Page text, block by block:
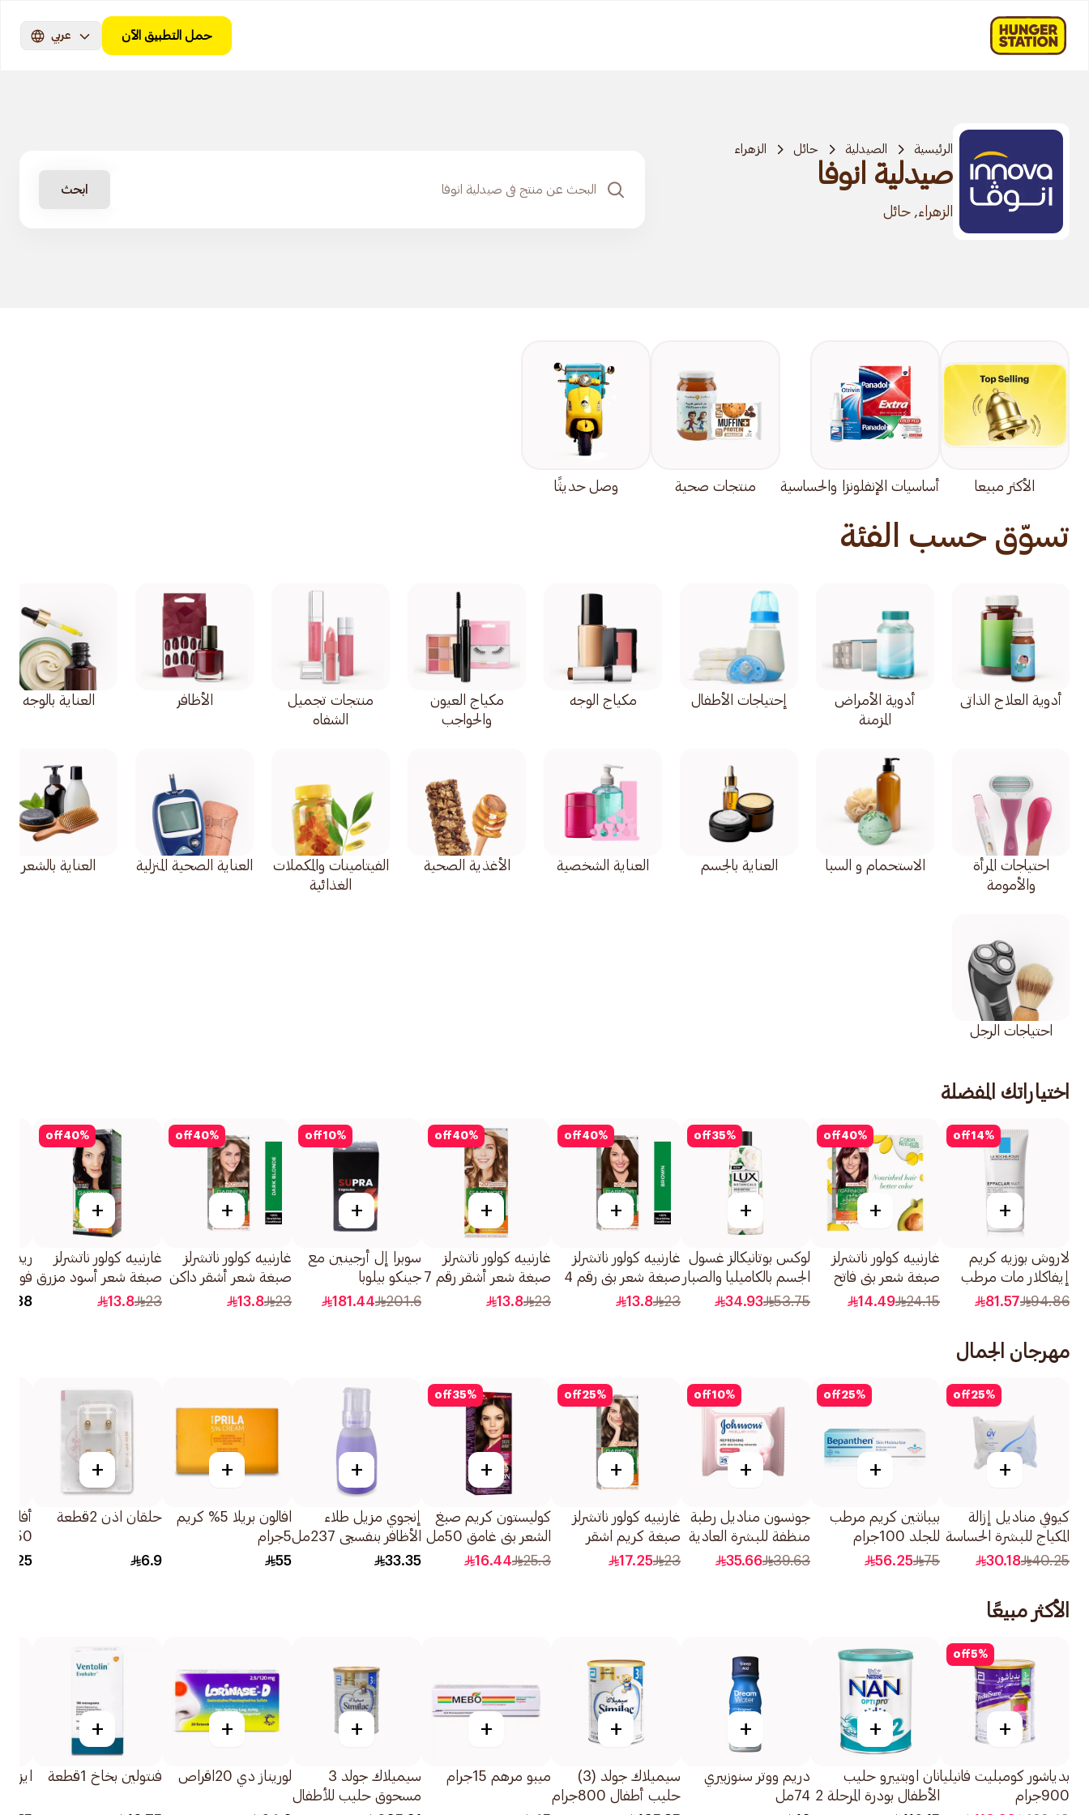
حمل التطبيق الآن عربي
الرئيسية الصيدلية حائل الزهراء
صيدلية انوفا
الزهراء, حائل
ابحث
الأكثر مبيعا أساسيات الإنفلونزا والحساسية منتجات صحية وصل حديثًا
تسوّق حسب الفئة
أدوية العلاج الذاتي
أدوية الأمراض
المزمنة
إحتياجات الأطفال مكياج الوجه
مكياج العيون
والحواجب
منتجات تجميل
الشفاه
الأظافر العناية بالوجه
احتياجات المرأة
والأمومة
الاستحمام و السبا العناية بالجسم العناية الشخصية الأغذية الصحية
الفيتامينات والمكملات
الغذائية
العناية الصحية المنزلية العناية بالشعر
احتياجات الرجل
اختياراتك المفضلة
14%
off
+
لاروش بوزيه كريم
إيفاكلار مات مرطب
للتحكم بالدهون ومضاد
94.86
81.57
40%
off
+
غارنييه كولور ناتشرلز
صبغة شعر بني فاتح
رقم 5 1قطعة
24.15
14.49
35%
off
+
لوكس بوتانيكالز غسول
الجسم بالكاميليا والصبار
للتخلص من السموم
53.75
34.93
40%
off
+
غارنييه كولور ناتشرلز
صبغة شعر بني رقم 4
1قطعة
23
13.8
40%
off
+
غارنييه كولور ناتشرلز
صبغة شعر أشقر رقم 7
1قطعة
23
13.8
10%
off
+
سوبرا إل أرجينين مع
جينكو بيلوبا
120كبسولة
201.6
181.44
40%
off
+
غارنييه كولور ناتشرلز
صبغة شعر أشقر داكن
0.6 1قطعة
23
13.8
40%
off
+
غارنييه كولور ناتشرلز
صبغة شعر أسود مزرق
رقم 2.1 1قطعة
23
13.8
ثنائية 2×15قرص
مهرجان الجمال
25%
off
+
كيوفي مناديل إزالة
المكياج للبشرة الحساسة
25قطعة
40.25
30.18
25%
off
+
بيبانثين كريم مرطب
للجلد 100جرام
75
56.25
10%
off
+
جونسون مناديل رطبة
منظفة للبشرة العادية
25منديل
39.63
35.66
25%
off
+
غارنييه كولور ناتشرلز
صبغة كريم اشقر
23
17.25
35%
off
+
كوليستون كريم صبغ
الشعر بني غامق 50مل
25.3
16.44
+
إنجوي مزيل طلاء
الأظافر بنفسجي 237مل
33.35
+
افالون بريلا 5% كريم
5جرام
55
+
حلقان اذن 2قطعة
6.9
50جرام
الأكثر مبيعًا
5%
off
+
بدياشور كومبليت فانيليا
900جرام
+
نان اوبتيبرو حليب
الأطفال بودرة المرحلة 2
+
دريم ووتر سنوزبيري
74مل
+
سيميلاك جولد (3)
حليب أطفال 800جرام
+
ميبو مرهم 15جرام
+
سيميلاك جولد 3
مسحوق حليب للأطفال
+
لوريناز دي 20اقراص
+
فنتولين بخاخ 1قطعة